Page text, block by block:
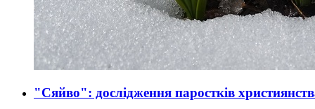
"Сяйво": дослідження паростків